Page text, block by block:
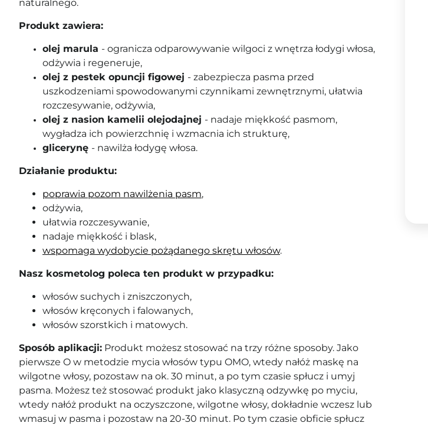
naturalnego.
Produkt zawiera:
olej marula - ogranicza odparowywanie wilgoci z wnętrza łodygi włosa,
odżywia i regeneruje,
olej z pestek opuncji figowej - zabezpiecza pasma przed
uszkodzeniami spowodowanymi czynnikami zewnętrznymi, ułatwia
rozczesywanie, odżywia,
olej z nasion kamelii olejodajnej - nadaje miękkość pasmom,
wygładza ich powierzchnię i wzmacnia ich strukturę,
glicerynę - nawilża łodygę włosa.
Działanie produktu:
poprawia pozom nawilżenia pasm,
odżywia,
ułatwia rozczesywanie,
nadaje miękkość i blask,
wspomaga wydobycie pożądanego skrętu włosów.
Nasz kosmetolog poleca ten produkt w przypadku:
włosów suchych i zniszczonych,
włosów kręconych i falowanych,
włosów szorstkich i matowych.
Sposób aplikacji: Produkt możesz stosować na trzy różne sposoby. Jako
pierwsze O w metodzie mycia włosów typu OMO, wtedy nałóż maskę na
wilgotne włosy, pozostaw na ok. 30 minut, a po tym czasie spłucz i umyj
pasma. Możesz też stosować produkt jako klasyczną odzywkę po myciu,
wtedy nałóż produkt na oczyszczone, wilgotne włosy, dokładnie wczesz lub
wmasuj w pasma i pozostaw na 20-30 minut. Po tym czasie obficie spłucz